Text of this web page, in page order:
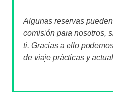
Algunas reservas
comisión para nosotros,
ti. Gracias a ello
de viaje prácticas y